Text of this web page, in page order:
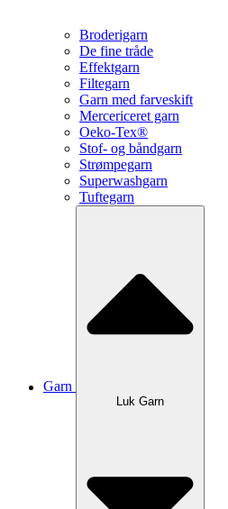
Broderigarn
De fine tråde
Effektgarn
Filtegarn
Garn med farveskift
Mercericeret garn
Oeko-Tex®
Stof- og båndgarn
Strømpegarn
Superwashgarn
Tuftegarn
Garn
Luk Garn